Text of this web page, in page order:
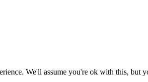
We'll assume you're ok with this, but